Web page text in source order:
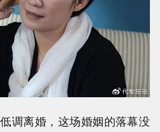
调离婚，这场婚姻的落幕没